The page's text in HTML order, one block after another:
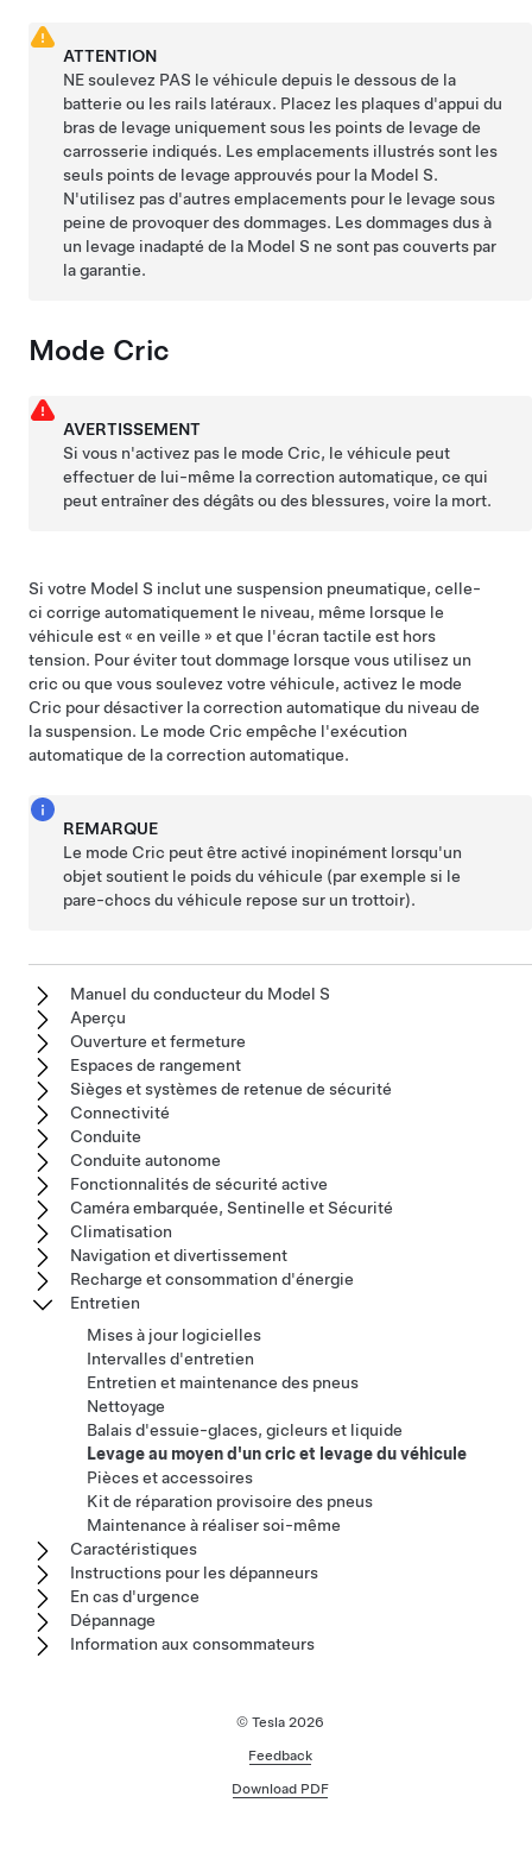
ATTENTION
NE soulevez PAS le véhicule depuis le dessous de la
batterie ou les rails latéraux. Placez les plaques d'appui du
bras de levage uniquement sous les points de levage de
carrosserie indiqués. Les emplacements illustrés sont les
seuls points de levage approuvés pour la Model S.
N'utilisez pas d'autres emplacements pour le levage sous
peine de provoquer des dommages. Les dommages dus à
un levage inadapté de la Model S ne sont pas couverts par
la garantie.
Mode Cric
AVERTISSEMENT
Si vous n'activez pas le mode Cric, le véhicule peut
effectuer de lui-même la correction automatique, ce qui
peut entraîner des dégâts ou des blessures, voire la mort.
Si votre Model S inclut une suspension pneumatique, celle-
ci corrige automatiquement le niveau, même lorsque le
véhicule est « en veille » et que l'écran tactile est hors
tension. Pour éviter tout dommage lorsque vous utilisez un
cric ou que vous soulevez votre véhicule, activez le mode
Cric pour désactiver la correction automatique du niveau de
la suspension. Le mode Cric empêche l'exécution
automatique de la correction automatique.
REMARQUE
Le mode Cric peut être activé inopinément lorsqu'un
objet soutient le poids du véhicule (par exemple si le
pare-chocs du véhicule repose sur un trottoir).
Manuel du conducteur du Model S
Aperçu
Ouverture et fermeture
Espaces de rangement
Sièges et systèmes de retenue de sécurité
Connectivité
Conduite
Conduite autonome
Fonctionnalités de sécurité active
Caméra embarquée, Sentinelle et Sécurité
Climatisation
Navigation et divertissement
Recharge et consommation d'énergie
Entretien
Mises à jour logicielles
Intervalles d'entretien
Entretien et maintenance des pneus
Nettoyage
Balais d'essuie-glaces, gicleurs et liquide
Levage au moyen d'un cric et levage du véhicule
Pièces et accessoires
Kit de réparation provisoire des pneus
Maintenance à réaliser soi-même
Caractéristiques
Instructions pour les dépanneurs
En cas d'urgence
Dépannage
Information aux consommateurs
© Tesla 2026
Feedback
Download PDF